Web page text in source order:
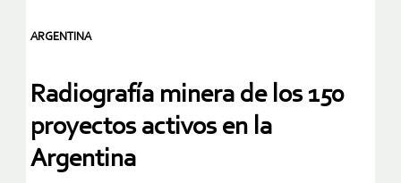
ARGENTINA
Radiografía minera de los 150
proyectos activos en la
Argentina